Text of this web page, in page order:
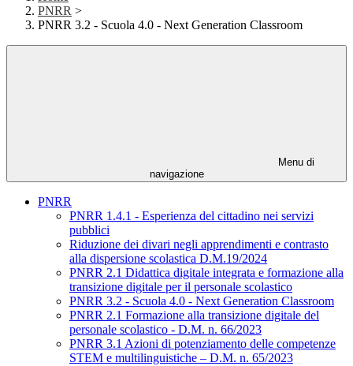
PNRR >
PNRR 3.2 - Scuola 4.0 - Next Generation Classroom
Menu di
navigazione
PNRR
PNRR 1.4.1 - Esperienza del cittadino nei servizi
pubblici
Riduzione dei divari negli apprendimenti e contrasto
alla dispersione scolastica D.M.19/2024
PNRR 2.1 Didattica digitale integrata e formazione alla
transizione digitale per il personale scolastico
PNRR 3.2 - Scuola 4.0 - Next Generation Classroom
PNRR 2.1 Formazione alla transizione digitale del
personale scolastico - D.M. n. 66/2023
PNRR 3.1 Azioni di potenziamento delle competenze
STEM e multilinguistiche – D.M. n. 65/2023